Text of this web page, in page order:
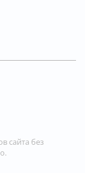
сайта без